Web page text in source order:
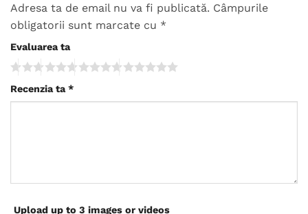
Adresa ta de email nu va fi publicată. Câmpurile
obligatorii sunt marcate cu *
Evaluarea ta
Recenzia ta*
Upload up to 3 images or videos